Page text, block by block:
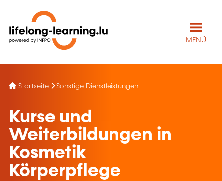
MENÜ
Startseite Sonstige Dienstleistungen
Kurse und
Weiterbildungen in
Kosmetik
Körperpflege